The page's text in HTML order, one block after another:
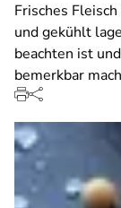
Frisches
und gekühlt
beachten ist
bemerkbar